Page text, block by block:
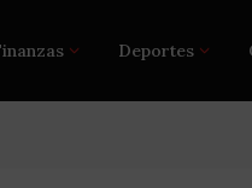
Deportes